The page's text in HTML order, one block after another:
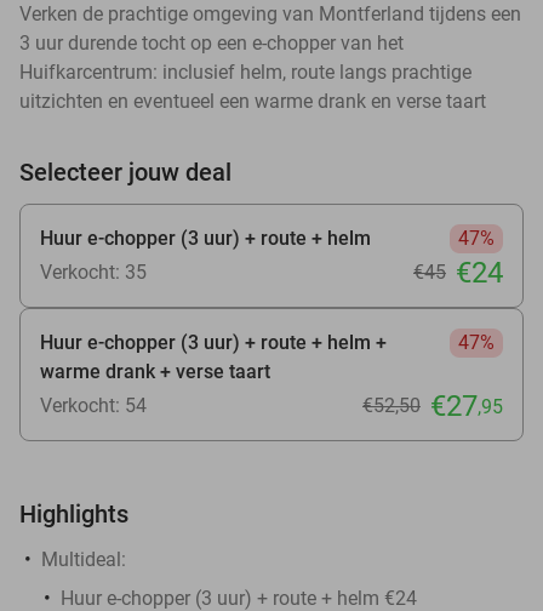
Verken de prachtige omgeving van Montferland tijdens een
3 uur durende tocht op een e-chopper van het
Huifkarcentrum: inclusief helm, route langs prachtige
uitzichten en eventueel een warme drank en verse taart
Selecteer jouw deal
Huur e-chopper (3 uur) + route + helm
47%
Verkocht: 35
€45 €24
Huur e-chopper (3 uur) + route + helm +
warme drank + verse taart
47%
Verkocht: 54 €52,50 €27,95
Highlights
Multideal:
Huur e-chopper (3 uur) + route + helm €24